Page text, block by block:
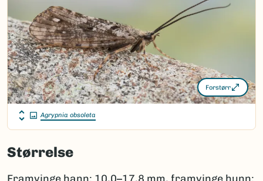
Forstørr
Agrypnia obsoleta
Størrelse